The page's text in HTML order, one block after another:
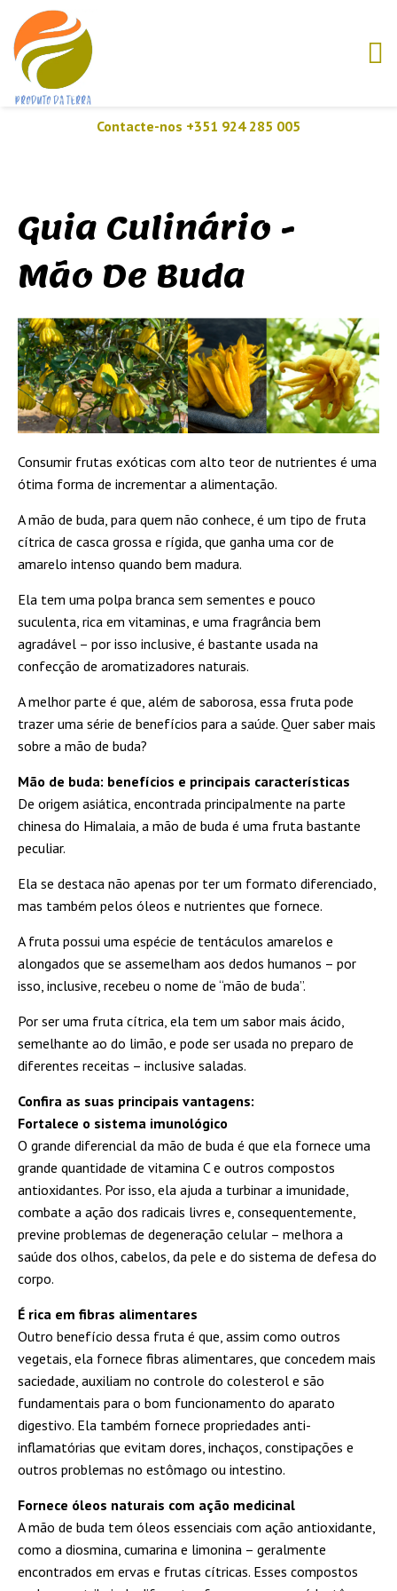
Contacte-nos +351 924 285 005
Guia Culinário -
Mão De Buda
Consumir frutas exóticas com alto teor de nutrientes é uma
ótima forma de incrementar a alimentação.
A mão de buda, para quem não conhece, é um tipo de fruta
cítrica de casca grossa e rígida, que ganha uma cor de
amarelo intenso quando bem madura.
Ela tem uma polpa branca sem sementes e pouco
suculenta, rica em vitaminas, e uma fragrância bem
agradável – por isso inclusive, é bastante usada na
confecção de aromatizadores naturais.
A melhor parte é que, além de saborosa, essa fruta pode
trazer uma série de benefícios para a saúde. Quer saber mais
sobre a mão de buda?
Mão de buda: benefícios e principais características
De origem asiática, encontrada principalmente na parte
chinesa do Himalaia, a mão de buda é uma fruta bastante
peculiar.
Ela se destaca não apenas por ter um formato diferenciado,
mas também pelos óleos e nutrientes que fornece.
A fruta possui uma espécie de tentáculos amarelos e
alongados que se assemelham aos dedos humanos – por
isso, inclusive, recebeu o nome de “mão de buda”.
Por ser uma fruta cítrica, ela tem um sabor mais ácido,
semelhante ao do limão, e pode ser usada no preparo de
diferentes receitas – inclusive saladas.
Confira as suas principais vantagens:
Fortalece o sistema imunológico
O grande diferencial da mão de buda é que ela fornece uma
grande quantidade de vitamina C e outros compostos
antioxidantes. Por isso, ela ajuda a turbinar a imunidade,
combate a ação dos radicais livres e, consequentemente,
previne problemas de degeneração celular – melhora a
saúde dos olhos, cabelos, da pele e do sistema de defesa do
corpo.
É rica em fibras alimentares
Outro benefício dessa fruta é que, assim como outros
vegetais, ela fornece fibras alimentares, que concedem mais
saciedade, auxiliam no controle do colesterol e são
fundamentais para o bom funcionamento do aparato
digestivo. Ela também fornece propriedades anti-
inflamatórias que evitam dores, inchaços, constipações e
outros problemas no estômago ou intestino.
Fornece óleos naturais com ação medicinal
A mão de buda tem óleos essenciais com ação antioxidante,
como a diosmina, cumarina e limonina – geralmente
encontrados em ervas e frutas cítricas. Esses compostos